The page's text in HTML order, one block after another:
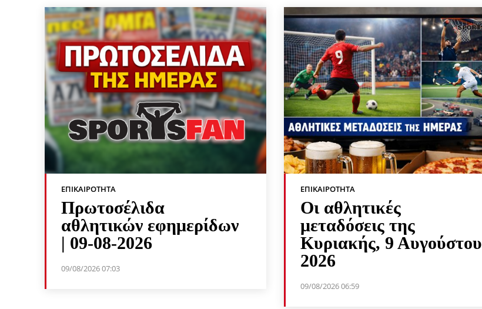
ΕΠΙΚΑΙΡΌΤΗΤΑ
Πρωτοσέλιδα
αθλητικών εφημερίδων
| 09-08-2026
09/08/2026 07:03
ΕΠΙΚΑΙΡΌΤΗΤΑ
Οι αθλητικές
μεταδόσεις της
Κυριακής, 9 Αυγούστου
2026
09/08/2026 06:59